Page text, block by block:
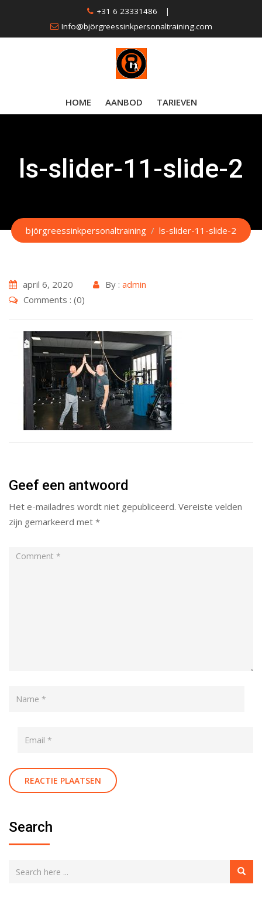
content
+31 6 23331486
|
Info@björgreessinkpersonaltraining.com
HOME AANBOD TARIEVEN
ls-slider-11-slide-2
björgreessinkpersonaltraining / ls-slider-11-slide-2
april 6, 2020 By : admin
Comments : (0)
Geef een antwoord
Het e-mailadres wordt niet gepubliceerd. Vereiste velden
zijn gemarkeerd met *
Search